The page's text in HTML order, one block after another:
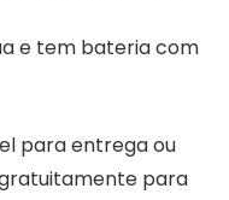
e tem bateria com
para entrega ou
para